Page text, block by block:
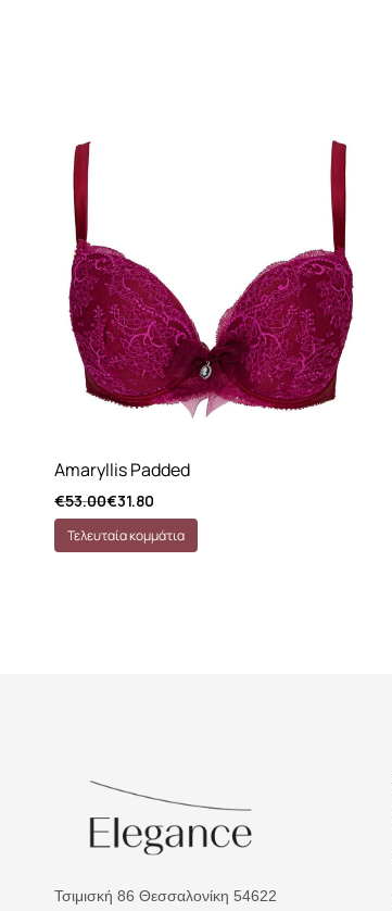
Amaryllis Padded
€53.00€31.80
Τελευταία κομμάτια
Τσιμισκή 86 Θεσσαλονίκη 54622